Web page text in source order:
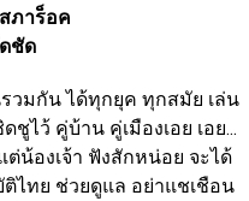
สภาร็อค
ชัด
วมกัน ได้ทุกยุค ทุกสมัย เล่น
ไว้ คู่บ้าน คู่เมืองเอย เอย...
น้องเจ้า ฟังสักหน่อย จะได้
ไทย ช่วยดูแล อย่าแชเชือน